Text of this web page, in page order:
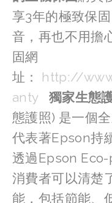
享3年的極致保
音，再也不用擔
固網
址： http://
anty
獨家生態
態護照) 是一個
代表著Epson持
透過Epson Eco-
消費者可以清楚
能，包括節能、